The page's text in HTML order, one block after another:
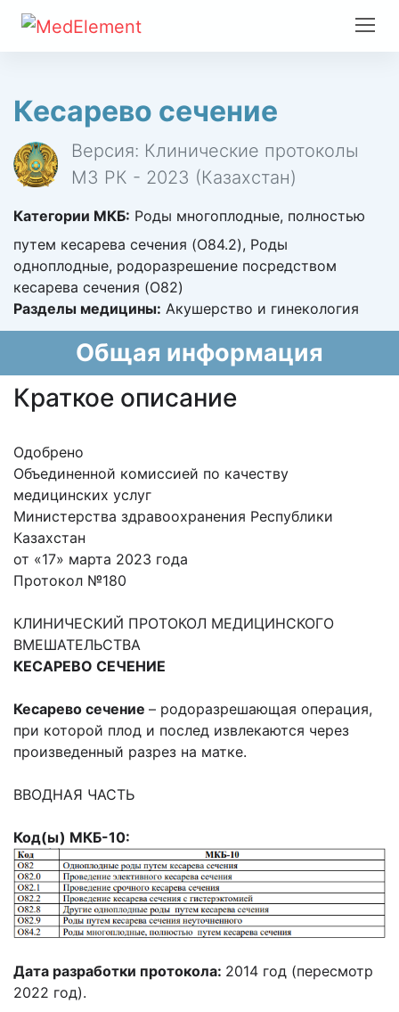
Кесарево сечение
Версия: Клинические протоколы
МЗ РК - 2023 (Казахстан)
Категории МКБ: Роды многоплодные, полностью
путем кесарева сечения (O84.2), Роды
одноплодные, родоразрешение посредством
кесарева сечения (O82)
Разделы медицины: Акушерство и гинекология
Общая информация
Краткое описание
Одобрено
Объединенной комиссией по качеству
медицинских услуг
Министерства здравоохранения Республики
Казахстан
от «17» марта 2023 года
Протокол №180
КЛИНИЧЕСКИЙ ПРОТОКОЛ МЕДИЦИНСКОГО
ВМЕШАТЕЛЬСТВА
КЕСАРЕВО СЕЧЕНИЕ
Кесарево сечение – родоразрешающая операция,
при которой плод и послед извлекаются через
произведенный разрез на матке.
ВВОДНАЯ ЧАСТЬ
Код(ы) МКБ-10:
Дата разработки протокола: 2014 год (пересмотр
2022 год).